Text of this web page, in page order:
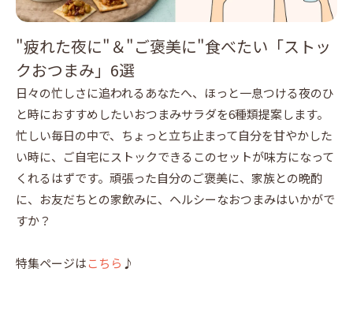
"疲れた夜に"＆"ご褒美に"食べたい「ストッ
クおつまみ」6選
日々の忙しさに追われるあなたへ、ほっと一息つける夜のひ
と時におすすめしたいおつまみサラダを6種類提案します。
忙しい毎日の中で、ちょっと立ち止まって自分を甘やかした
い時に、ご自宅にストックできるこのセットが味方になって
くれるはずです。頑張った自分のご褒美に、家族との晩酌
に、お友だちとの家飲みに、ヘルシーなおつまみはいかがで
すか？
特集ページはこちら ♪